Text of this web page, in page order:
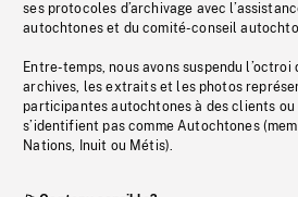
ses protocoles d’archivage avec
autochtones et du comité-conseil
Entre-temps, nous avons suspendu
archives, les extraits et les photos
participantes autochtones à des clients
s’identifient pas comme Autochtones
Nations, Inuit ou Métis).